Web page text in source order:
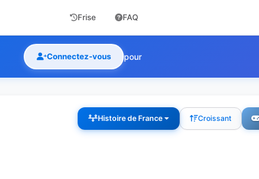
Frise FAQ
Connectez-vous pour
Histoire de France Croissant